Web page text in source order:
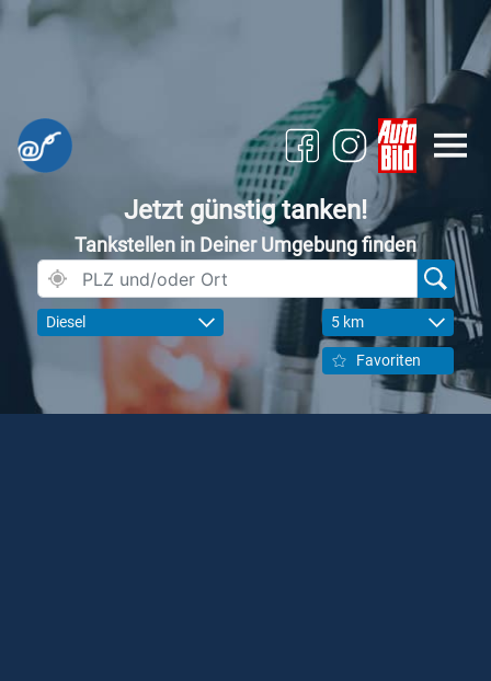
Jetzt günstig tanken!
Tankstellen in Deiner Umgebung finden
Diesel 5 km
Favoriten